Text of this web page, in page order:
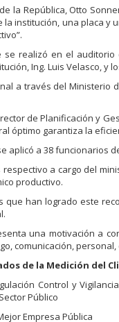
la República, Otto
institución, una placa y
se realizó en el auditorio
Ing. Luis Velasco, y
a través del Ministerio
de Planificación y
óptimo garantiza la
aplicó a 38 funcionarios
a cargo del
productivo.
que han logrado este
una motivación a
comunicación,
de la Medición del
Control y
Público
Empresa Pública